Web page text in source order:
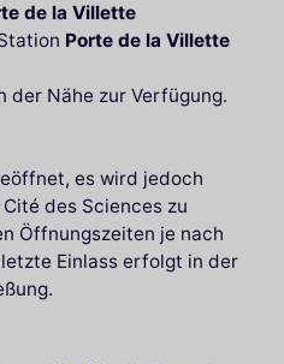
de la Villette
Porte de la Villette
der Nähe zur Verfügung.
es wird jedoch
des Sciences zu
Öffnungszeiten je nach
Einlass erfolgt in der